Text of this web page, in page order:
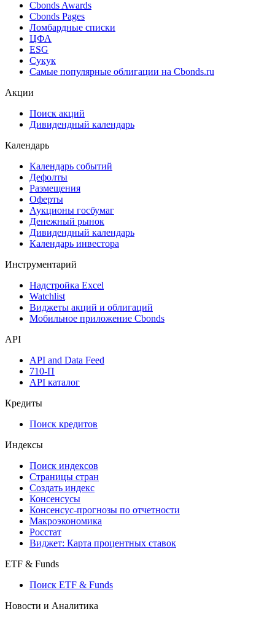
Cbonds Awards
Cbonds Pages
Ломбардные списки
ЦФА
ESG
Сукук
Самые популярные облигации на Cbonds.ru
Акции
Поиск акций
Дивидендный календарь
Календарь
Календарь событий
Дефолты
Размещения
Оферты
Аукционы госбумаг
Денежный рынок
Дивидендный календарь
Календарь инвестора
Инструментарий
Надстройка Excel
Watchlist
Виджеты акций и облигаций
Мобильное приложение Cbonds
API
API and Data Feed
710-П
API каталог
Кредиты
Поиск кредитов
Индексы
Поиск индексов
Страницы стран
Создать индекс
Консенсусы
Консенсус-прогнозы по отчетности
Макроэкономика
Росстат
Виджет: Карта процентных ставок
ETF & Funds
Поиск ETF & Funds
Новости и Аналитика